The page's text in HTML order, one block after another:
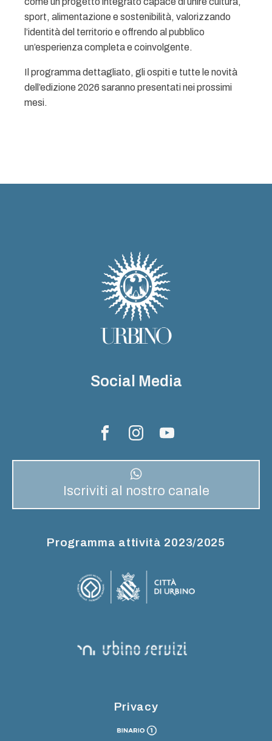
sport, alimentazione e sostenibilità, valorizzando
l’identità del territorio e offrendo al pubblico
un’esperienza completa e coinvolgente.
Il programma dettagliato, gli ospiti e tutte le novità
dell’edizione 2026 saranno presentati nei prossimi
mesi.
Social Media
Iscriviti al nostro canale
Programma attività 2023/2025
Privacy